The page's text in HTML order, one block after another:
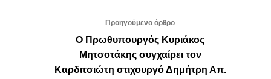
Προηγούμενο άρθρο
Ο Πρωθυπουργός Κυριάκος
Μητσοτάκης συγχαίρει τον
Καρδιτσιώτη στιχουργό Δημήτρη Απ.